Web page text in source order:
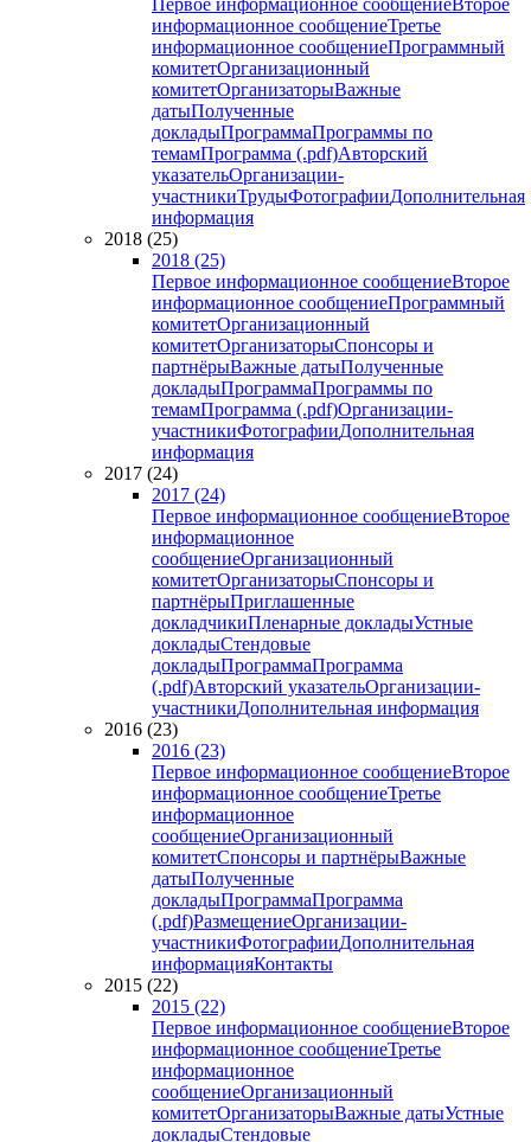
Первое информационное сообщениеВторое
информационное сообщениеТретье
информационное сообщениеПрограммный
комитетОрганизационный
комитетОрганизаторыВажные
датыПолученные
докладыПрограммаПрограммы по
темамПрограмма (.pdf)Авторский
указательОрганизации-
участникиТрудыФотографииДополнительная
информация
2018 (25)
2018 (25)
Первое информационное сообщениеВторое
информационное сообщениеПрограммный
комитетОрганизационный
комитетОрганизаторыСпонсоры и
партнёрыВажные датыПолученные
докладыПрограммаПрограммы по
темамПрограмма (.pdf)Организации-
участникиФотографииДополнительная
информация
2017 (24)
2017 (24)
Первое информационное сообщениеВторое
информационное
сообщениеОрганизационный
комитетОрганизаторыСпонсоры и
партнёрыПриглашенные
докладчикиПленарные докладыУстные
докладыСтендовые
докладыПрограммаПрограмма
(.pdf)Авторский указательОрганизации-
участникиДополнительная информация
2016 (23)
2016 (23)
Первое информационное сообщениеВторое
информационное сообщениеТретье
информационное
сообщениеОрганизационный
комитетСпонсоры и партнёрыВажные
датыПолученные
докладыПрограммаПрограмма
(.pdf)РазмещениеОрганизации-
участникиФотографииДополнительная
информацияКонтакты
2015 (22)
2015 (22)
Первое информационное сообщениеВторое
информационное сообщениеТретье
информационное
сообщениеОрганизационный
комитетОрганизаторыВажные датыУстные
докладыСтендовые